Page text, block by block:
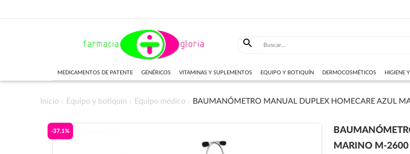

MEDICAMENTOS DE PATENTE GENÉRICOS VITAMINAS Y SUPLEMENTOS EQUIPO Y BOTIQUÍN DERMOCOSMÉTICOS HIGIENE
Inicio Equipo y botiquín Equipo médico BAUMANÓMETRO MANUAL DUPLEX HOMECARE AZUL
-37.1%
MARINO M-2600